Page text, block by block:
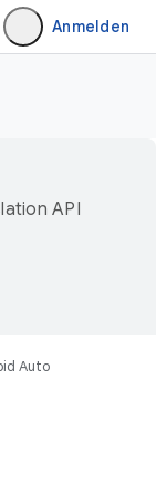
Anmelden
API
Auto